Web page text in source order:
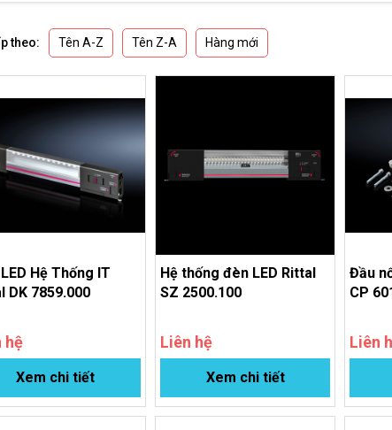
theo: Tên A-Z Tên Z-A Hàng mới
Hệ Thống IT
DK 7859.000
hệ
Xem chi tiết
Hệ thống đèn LED Rittal
SZ 2500.100
Liên hệ
Xem chi tiết
Đầu
CP
Liên